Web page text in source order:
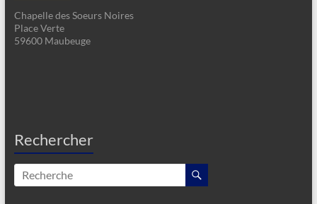
Chapelle des Soeurs Noires
Place Verte
59600 Maubeuge
Rechercher